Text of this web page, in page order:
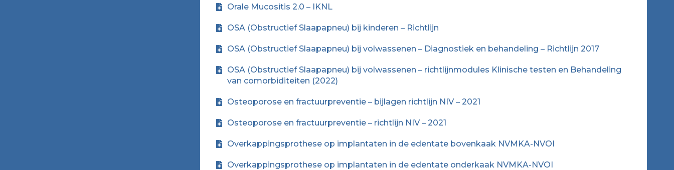
Orale Mucositis 2.0 – IKNL
OSA (Obstructief Slaapapneu) bij kinderen – Richtlijn
OSA (Obstructief Slaapapneu) bij volwassenen – Diagnostiek en behandeling – Richtlijn 2017
OSA (Obstructief Slaapapneu) bij volwassenen – richtlijnmodules Klinische testen en Behandeling
van comorbiditeiten (2022)
Osteoporose en fractuurpreventie – bijlagen richtlijn NIV – 2021
Osteoporose en fractuurpreventie – richtlijn NIV – 2021
Overkappingsprothese op implantaten in de edentate bovenkaak NVMKA-NVOI
Overkappingsprothese op implantaten in de edentate onderkaak NVMKA-NVOI